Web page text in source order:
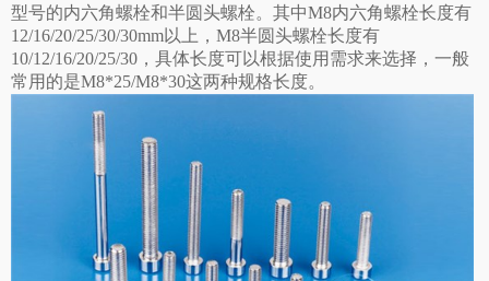
型号的内六角螺栓和半圆头螺栓。其中M8内六角螺栓长度有
12/16/20/25/30/30mm以上，M8半圆头螺栓长度有
10/12/16/20/25/30，具体长度可以根据使用需求来选择，一般
常用的是M8*25/M8*30这两种规格长度。